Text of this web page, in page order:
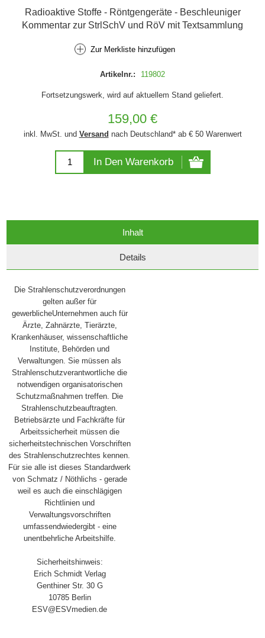
Radioaktive Stoffe - Röntgengeräte - Beschleuniger
Kommentar zur StrlSchV und RöV mit Textsammlung
Zur Merkliste hinzufügen
Artikelnr.: 119802
Fortsetzungswerk, wird auf aktuellem Stand geliefert.
159,00 €
inkl. MwSt. und Versand nach Deutschland* ab € 50 Warenwert
In Den Warenkorb
Inhalt
Details
Die Strahlenschutzverordnungen
gelten außer für
gewerblicheUnternehmen auch für
Ärzte, Zahnärzte, Tierärzte,
Krankenhäuser, wissenschaftliche
Institute, Behörden und
Verwaltungen. Sie müssen als
Strahlenschutzverantwortliche die
notwendigen organisatorischen
Schutzmaßnahmen treffen. Die
Strahlenschutzbeauftragten.
Betriebsärzte und Fachkräfte für
Arbeitssicherheit müssen die
sicherheitstechnischen Vorschriften
des Strahlenschutzrechtes kennen.
Für sie alle ist dieses Standardwerk
von Schmatz / Nöthlichs - gerade
weil es auch die einschlägigen
Richtlinien und
Verwaltungsvorschriften
umfassendwiedergibt - eine
unentbehrliche Arbeitshilfe.
Sicherheitshinweis:
Erich Schmidt Verlag
Genthiner Str. 30 G
10785 Berlin
ESV@ESVmedien.de